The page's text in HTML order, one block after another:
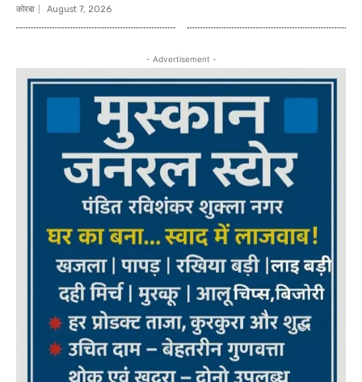
कोरबा August 7, 2026
- Advertisement -